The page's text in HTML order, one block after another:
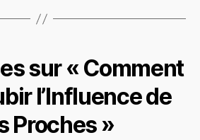
sur « Comment
l’Influence de
Proches »